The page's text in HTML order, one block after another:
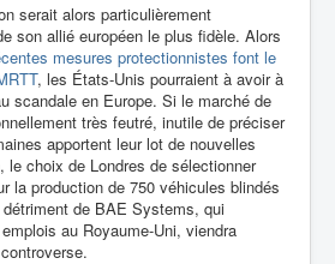
serait alors particulièrement
son allié européen le plus fidèle. Alors
mesures protectionnistes font le
, les États-Unis pourraient à avoir à
scandale en Europe. Si le marché de
très feutré, inutile de préciser
apportent leur lot de nouvelles
le choix de Londres de sélectionner
la production de 750 véhicules blindés
de BAE Systems, qui
au Royaume-Uni, viendra